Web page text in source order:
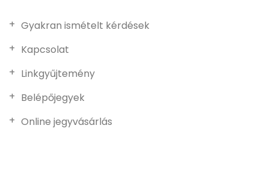
Gyakran ismételt kérdések
Kapcsolat
Linkgyűjtemény
Belépőjegyek
Online jegyvásárlás